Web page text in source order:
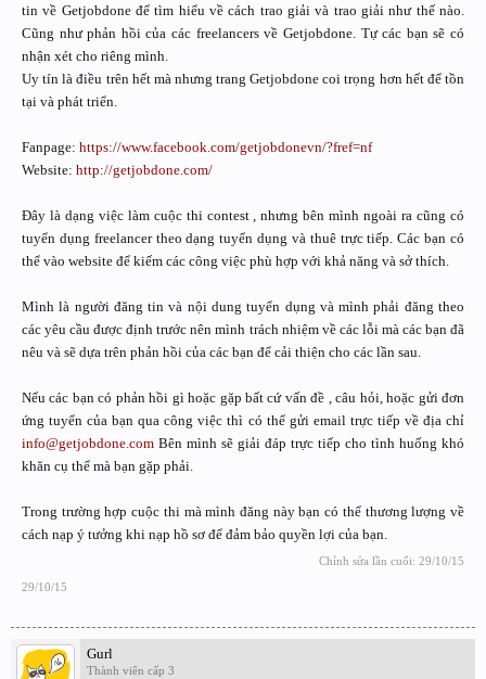
tin về Getjobdone để tìm hiểu về cách trao giải và trao giải như thế nào.
Cũng như phản hồi của các freelancers về Getjobdone. Tự các bạn sẽ có
nhận xét cho riêng mình.
Uy tín là điều trên hết mà nhưng trang Getjobdone coi trọng hơn hết để tồn
tại và phát triển.
Fanpage: https://www.facebook.com/getjobdonevn/?fref=nf
Website: http://getjobdone.com/
Đây là dạng việc làm cuộc thi contest , nhưng bên mình ngoài ra cũng có
tuyển dụng freelancer theo dạng tuyển dụng và thuê trực tiếp. Các bạn có
thể vào website để kiếm các công việc phù hợp với khả năng và sở thích.
Mình là người đăng tin và nội dung tuyển dụng và mình phải đăng theo
các yêu cầu được định trước nên mình trách nhiệm về các lỗi mà các bạn đã
nêu và sẽ dựa trên phản hồi của các bạn để cải thiện cho các lần sau.
Nếu các bạn có phản hồi gì hoặc gặp bất cứ vấn đề , câu hỏi, hoặc gửi đơn
ứng tuyển của bạn qua công việc thì có thể gửi email trực tiếp về địa chỉ
info@getjobdone.com Bên mình sẽ giải đáp trực tiếp cho tình huống khó
khăn cụ thể mà bạn gặp phải.
Trong trường hợp cuộc thi mà mình đăng này bạn có thể thương lượng về
cách nạp ý tưởng khi nạp hồ sơ để đảm bảo quyền lợi của bạn.
Chỉnh sửa lần cuối: 29/10/15
29/10/15
Gurl
Thành viên cấp 3